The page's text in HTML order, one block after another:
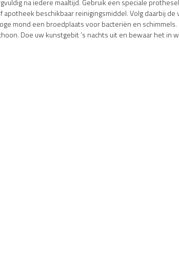
na iedere maaltijd. Gebruik een speciale
beschikbaar reinigingsmiddel. Volg daarbij de
mond een broedplaats voor bacteriën en
Doe uw kunstgebit ’s nachts uit en bewaar het in